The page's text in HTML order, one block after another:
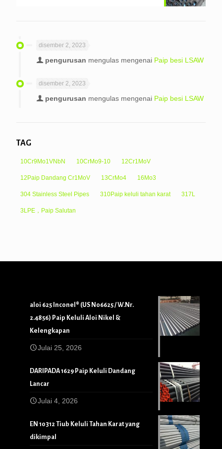
disember 2, 2023
pengurusan mengulas mengenai Paip besi LSAW
disember 2, 2023
pengurusan mengulas mengenai Paip besi LSAW
TAG
10Cr9Mo1VNbN 10CrMo9-10 12Cr1MoV
12Paip Dandang Cr1MoV 13CrMo4 16Mo3
304 Stainless Steel Pipes 310Paip keluli tahan karat 317L
3LPE，Paip Salutan
aloi 625 Inconel® (US N06625 / W.Nr.
2.4856) Paip Keluli Aloi Nikel &
Kelengkapan
Julai 25, 2026
DARIPADA 1629 Paip Keluli Dandang
Lancar
Julai 4, 2026
EN 10312 Tiub Keluli Tahan Karat yang
dikimpal